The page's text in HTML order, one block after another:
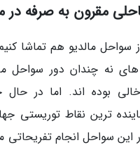
مقرون به صرفه در
سواحل مالدیو هم تماشا
نه چندان دور سواحل
بوده اند. اما در
ترین نقاط توریستی
این سواحل انجام